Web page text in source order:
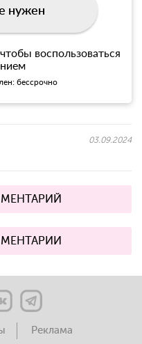
нужен
воспользоваться
бессрочно
03.09.2024
Реклама